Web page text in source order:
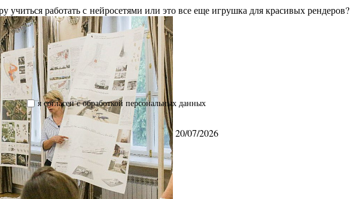
я согласен с обработкой персональных данных
учиться работать с нейросетями или это все еще игрушка для красивых рендеров?
20/07/2026